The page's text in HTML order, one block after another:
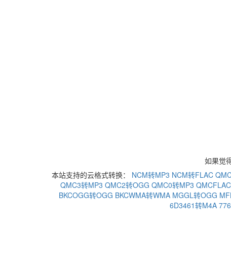
如果觉
本站支持的云格式转换：
NCM转MP3 NCM转FLAC
QMC3转MP3 QMC2转OGG QMC0转MP3
BKCOGG转OGG BKCWMA转WMA MGGL转OGG
6D3461转M4A